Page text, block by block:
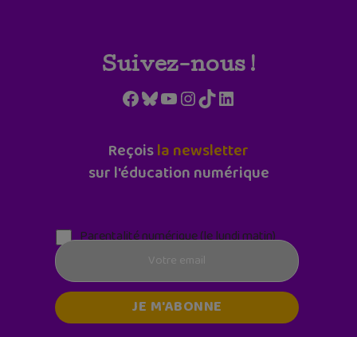
Suivez-nous !
Facebook
Bluesky
YouTube
Instagram
TikTokLinkedIn
Reçoisla newsletter
sur l'éducation numérique
Parentalité numérique (le lundi matin)